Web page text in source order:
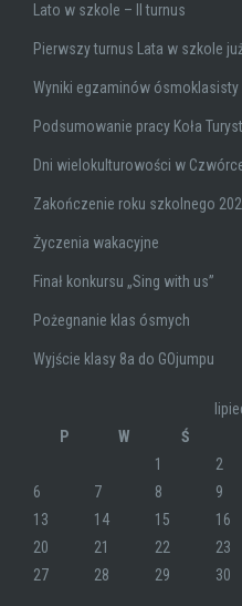
Lato w szkole – II turnus
Pierwszy turnus Lata w szkole
Wyniki egzaminów ósmoklasisty
Podsumowanie pracy Koła
Dni wielokulturowości w
Zakończenie roku szkolnego
Życzenia wakacyjne
Finał konkursu „Sing with us”
Pożegnanie klas ósmych
Wyjście klasy 8a do GOjumpu
P
W Ś
1
2
6
7 8 9
13
14 15 16
20
21 22 23
27
28 29 30